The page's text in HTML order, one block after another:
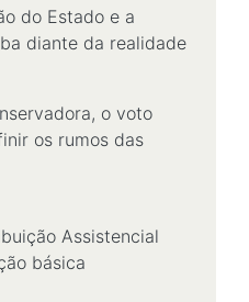
do Estado e a
diante da realidade
o voto
os rumos das
Assistencial
básica